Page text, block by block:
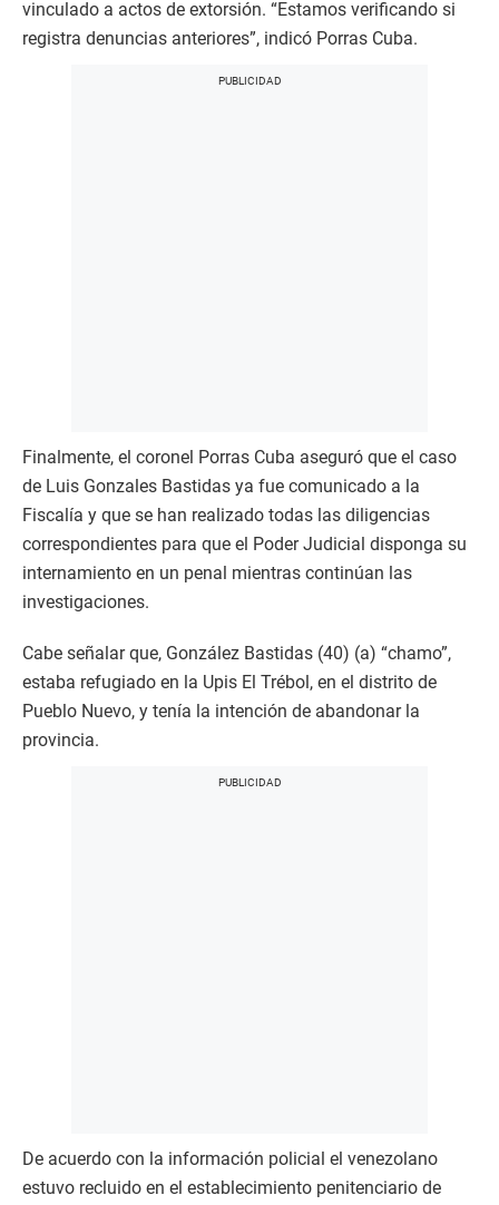
vinculado a actos de extorsión. “Estamos verificando si
registra denuncias anteriores”, indicó Porras Cuba.
Finalmente, el coronel Porras Cuba aseguró que el caso
de Luis Gonzales Bastidas ya fue comunicado a la
Fiscalía y que se han realizado todas las diligencias
correspondientes para que el Poder Judicial disponga su
internamiento en un penal mientras continúan las
investigaciones.
Cabe señalar que, González Bastidas (40) (a) “chamo”,
estaba refugiado en la Upis El Trébol, en el distrito de
Pueblo Nuevo, y tenía la intención de abandonar la
provincia.
De acuerdo con la información policial el venezolano
estuvo recluido en el establecimiento penitenciario de